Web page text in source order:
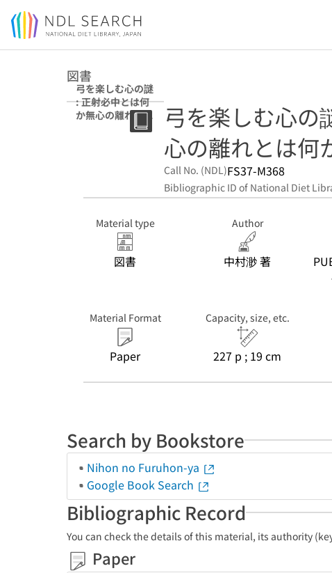
Jump to main content
図書
弓を楽しむ心の謎
: 正射必中とは何
か無心の離れとは
弓を楽しむ心の
心の離れとは何
Call No. (NDL)FS37-M368
Bibliographic ID of National Diet
Material type
図書
Author
中村渺 著
Material Format
Paper
Capacity, size, etc.
227 p ; 19 cm
Search by Bookstore
Nihon no Furuhon-ya
Google Book Search
Bibliographic Record
You can check the details of this material, its authority
Paper